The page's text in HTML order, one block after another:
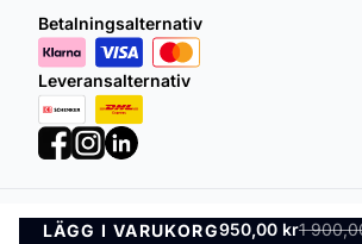
LÄGG I VARUKORG950,00 kr1
Betalningsalternativ
Leveransalternativ
Integritetspolicy